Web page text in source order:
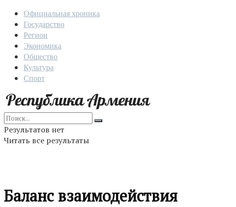
Официальная хроника
Государство
Регион
Экономика
Общество
Культура
Спорт
Результатов нет
Читать все результаты
Баланс взаимодействия